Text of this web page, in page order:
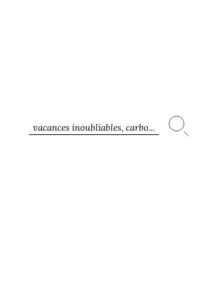
vacances inoubliables, carbo...